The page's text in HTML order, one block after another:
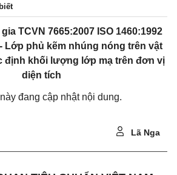
TCVN 7665:2007 ISO 1460:1992
Lớp phủ kẽm nhúng nóng trên vật
định khối lượng lớp mạ trên đơn vị
diện tích
đang cập nhật nội dung.
Lã Nga